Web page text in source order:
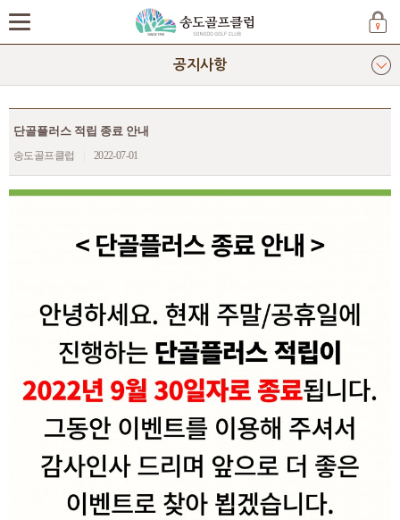
공지사항
단골플러스 적립 종료 안내
송도골프클럽 2022-07-01